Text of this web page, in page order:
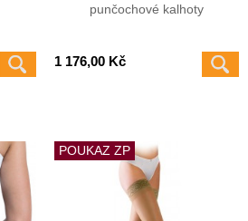
punčochové kalhoty
1 176,00 Kč
POUKAZ ZP